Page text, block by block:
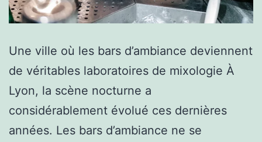
Une ville où les bars d’ambiance deviennent
de véritables laboratoires de mixologie À
Lyon, la scène nocturne a
considérablement évolué ces dernières
années. Les bars d’ambiance ne se